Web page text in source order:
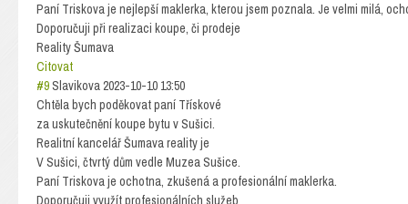
Paní Triskova je nejlepší maklerka, kterou jsem poznala. Je velmi milá,
Doporučuji při realizaci koupe, či prodeje
Reality Šumava
Citovat
#9Slavikova2023-10-10 13:50
Chtěla bych poděkovat paní Třískové
za uskutečnění koupe bytu v Sušici.
Realitní kancelář Šumava reality je
V Sušici, čtvrtý dům vedle Muzea Sušice.
Paní Triskova je ochotna, zkušená a profesionální maklerka.
Doporučuji využít profesionálních služeb